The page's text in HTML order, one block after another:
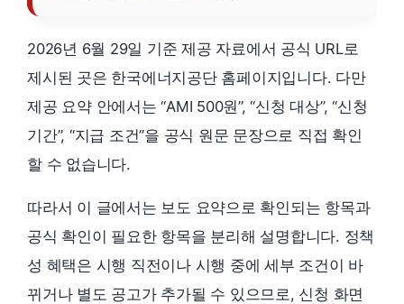
2026년 6월 29일 기준 제공 자료에서 공식 URL로
제시된 곳은 한국에너지공단 홈페이지입니다. 다만
제공 요약 안에서는 “AMI 500원”, “신청 대상”, “신청
기간”, “지급 조건”을 공식 원문 문장으로 직접 확인
할 수 없습니다.
따라서 이 글에서는 보도 요약으로 확인되는 항목과
공식 확인이 필요한 항목을 분리해 설명합니다. 정책
성 혜택은 시행 직전이나 시행 중에 세부 조건이 바
뀌거나 별도 공고가 추가될 수 있으므로, 신청 화면